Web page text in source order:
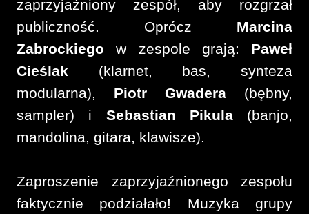
zaprzyjaźniony zespół, aby rozgrzał
publiczność. Oprócz Marcina
Zabrockiego w zespole grają: Paweł
Cieślak (klarnet, bas, synteza
modularna), Piotr Gwadera (bębny,
sampler) i Sebastian Pikula (banjo,
mandolina, gitara, klawisze).
Zaproszenie zaprzyjaźnionego zespołu
faktycznie podziałało! Muzyka grupy